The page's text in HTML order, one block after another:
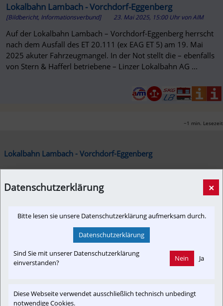
Lokalbahn Lambach - Vorchdorf-Eggenberg
[Bildbericht, Informationsverbund] 23. Mai 2025, 15:00 Uhr vonAIM
Auf der Lokalbahn Lambach – Vorchdorf-Eggenberg herrscht
nach dem Ausfall des ET 20.111 (ex EAG ET 5) am 19. Mai
2025 akuter Fahrzeugmangel. In der Not stellt die – ebenfalls
von Stern & Hafferl betriebene – Linzer Lokalbahn AG ...
~1 min. Lesezeit
Lokalbahn Lambach - Vorchdorf-Eggenberg
Die Lokalbahn Lambach – Vorchdorf-Eggenberg auf
Auf der Lokalbahn Lambach – Vorchdorf-Eggenberg herrscht nach dem
Ausfall des ET 20.111 (ex EAG ET 5) am 19. Mai 2025 akuter
betriebene – Linzer Lokalbahn AG ihren ET 22.106 zur Verfügung.
überstellt und umgehend auch eingesetzt. Damit befinden sich mit dem
ET 20.114 (vulgo SLB ET 32) auf dieser Lokalbahn zwei „Grazer“
Datenschutzerklärung ×
Bitte lesen sie unsere Datenschutzerklärung aufmerksam durch.
Datenschutzerklärung
Sind Sie mit unserer Datenschutzerklärung
einverstanden?
Nein Ja
Diese Webseite verwendet ausschließlich technisch unbedingt
notwendige Cookies.